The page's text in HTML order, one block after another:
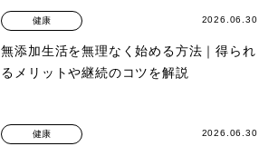
健康 2026.06.30
無添加生活を無理なく始める方法｜得られ
るメリットや継続のコツを解説
健康 2026.06.30